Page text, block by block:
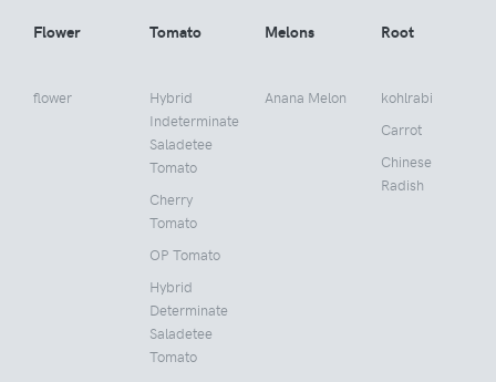
Flower
flower
Tomato
Hybrid
Indeterminate
Saladetee
Tomato
Cherry
Tomato
OP Tomato
Hybrid
Determinate
Saladetee
Tomato
Melons
Anana Melon
Root
kohlrabi
Carrot
Chinese
Radish